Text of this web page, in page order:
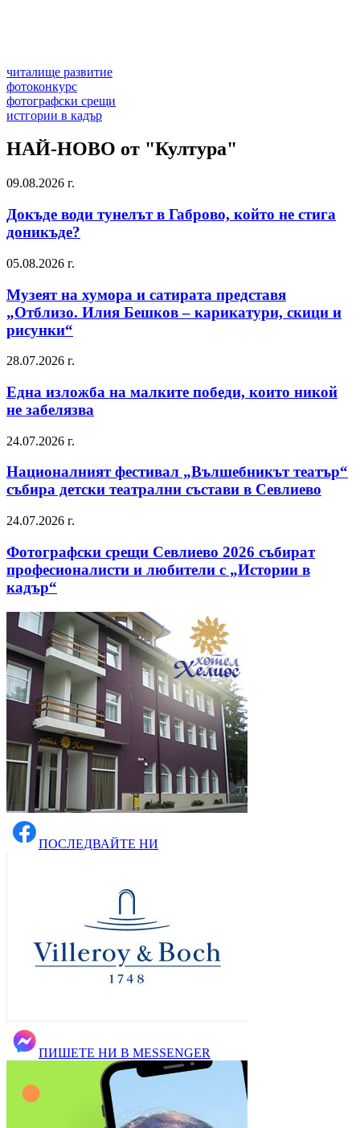
читалище развитие
фотоконкурс
фотографски срещи
истгории в кадър
НАЙ-НОВО от "Култура"
09.08.2026 г.
Докъде води тунелът в Габрово, който не стига
доникъде?
05.08.2026 г.
Музеят на хумора и сатирата представя
„Отблизо. Илия Бешков – карикатури, скици и
рисунки“
28.07.2026 г.
Една изложба на малките победи, които никой
не забелязва
24.07.2026 г.
Националният фестивал „Вълшебникът театър“
събира детски театрални състави в Севлиево
24.07.2026 г.
Фотографски срещи Севлиево 2026 събират
професионалисти и любители с „Истории в
кадър“
ПОСЛЕДВАЙТЕ НИ
ПИШЕТЕ НИ В MESSENGER